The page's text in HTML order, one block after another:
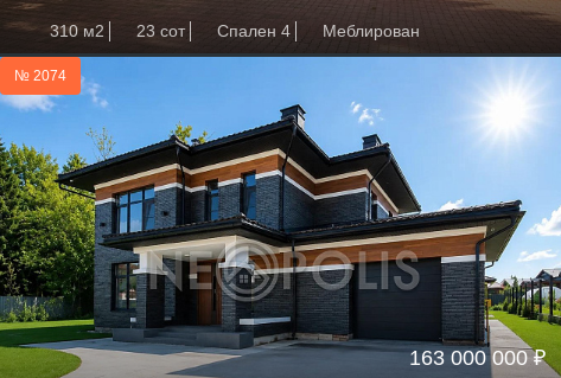
310 м2 23 сот Спален 4 Меблирован
№ 2074
163 000 000 ₽